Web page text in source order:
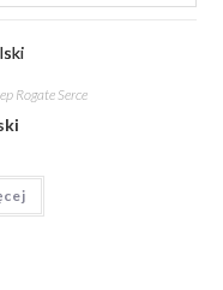
Rogate Serce